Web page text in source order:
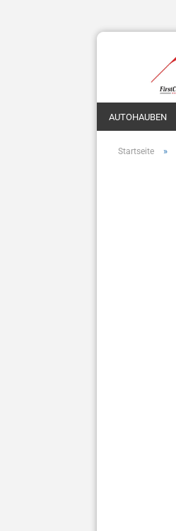
AUTOHAUBEN
Startseite »